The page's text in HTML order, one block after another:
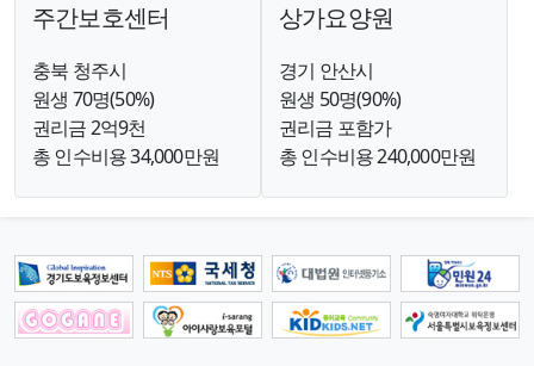
주간보호센터
충북 청주시
원생 70명(50%)
권리금 2억9천
총 인수비용 34,000만원
상가요양원
경기 안산시
원생 50명(90%)
권리금 포함가
총 인수비용 240,000만원